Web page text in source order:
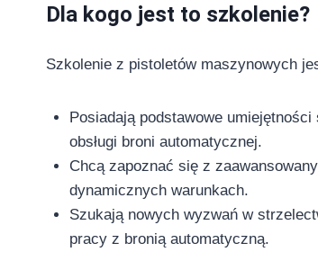
Dla kogo jest to szkolenie?
Szkolenie z pistoletów maszynowych
Posiadają podstawowe
obsługi broni automatycznej.
Chcą zapoznać się z
dynamicznych warunkach.
Szukają nowych wyzwań w
pracy z bronią automatyczną.